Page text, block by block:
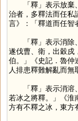
「釋」表示放棄
治者，多釋法而任私
言》：「釋道而任智
「釋」表示消除
遂伐曹、衛，出穀戍
伯。」《史記．魯仲
人排患釋難解亂而無
「釋」表示消溶
若冰之將釋。」《淮
方有不釋之冰，東方